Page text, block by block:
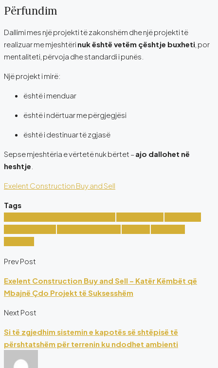
Përfundim
Dallimi mes një projekti të zakonshëm dhe një projekti të
realizuar me mjeshtëri nuk është vetëm çështje buxheti , por
mentaliteti, përvoja dhe standardi i punës.
Një projekt i mirë:
është i menduar
është i ndërtuar me përgjegjësi
është i destinuar të zgjasë
Sepse mjeshtëria e vërtetë nuk bërtet –ajo dallohet në
heshtje
Exelent Construction Buy and Sell
Tags
Prev Post
Exelent Construction Buy and Sell – Katër Këmbët që
Mbajnë Çdo Projekt të Suksesshëm
Next Post
Si të zgjedhim sistemin e kapotës së shtëpisë të
përshtatshëm për terrenin ku ndodhet ambienti